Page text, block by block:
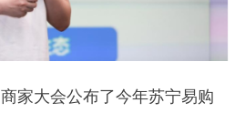
家大会公布了今年苏宁易购